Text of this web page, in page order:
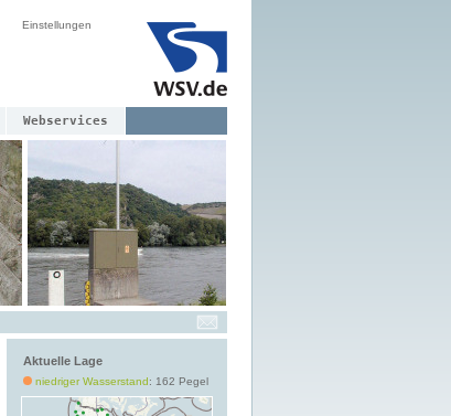
Einstellungen
Webservices
Aktuelle Lage
niedriger Wasserstand: 162 Pegel